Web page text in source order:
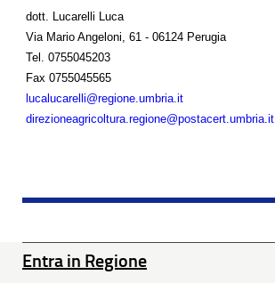
dott. Lucarelli Luca
Via Mario Angeloni, 61 - 06124 Perugia
Tel.
0755045203
Fax 0755045565
lucalucarelli@regione.umbria.it
direzioneagricoltura.regione@postacert.umbria.it
Entra in Regione